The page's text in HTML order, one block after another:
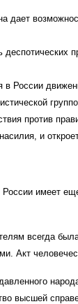
дает
деспотических
России
против
и
России имеет
всегда
Акт
высшей